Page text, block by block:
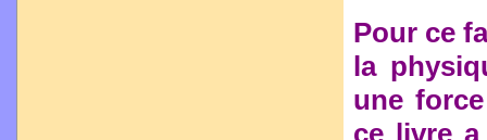
Pour ce
la
une